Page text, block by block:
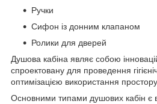
Ручки
Сифон із донним клапаном
Ролики для дверей
Душова кабіна являє собою
спроектовану для проведення
оптимізацією використання простору
Основними типами душових кабін є